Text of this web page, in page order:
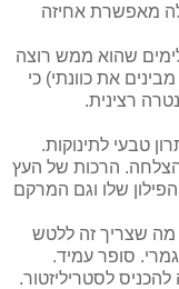
מאפשרת אחיזה
שהוא ממש רוצה
את כוונתי) כי
רצינית.
טבעי לתינוקות.
הצלחה. הרכות של העץ
שלו וגם המרקם
מה שצריך זה ללטש
סופר עמיד.
לסטריליזטור.